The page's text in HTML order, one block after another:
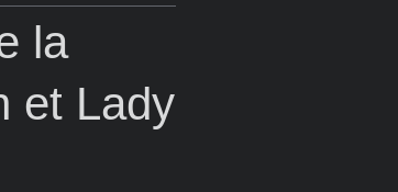
la
et Lady